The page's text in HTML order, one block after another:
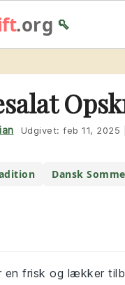
.org🥄
Udgivet: feb 11, 2025
Dansk
en frisk og lækker